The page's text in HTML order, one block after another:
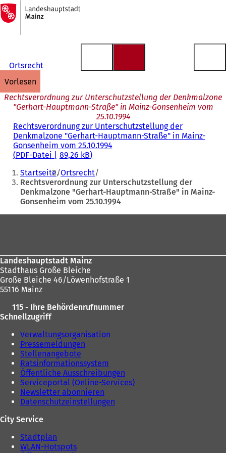
Inhalt anspringen
Zur
Startseite
Ortsrecht
vorlesen
Rechtsverordnung zur Unterschutzstellung der Denkmalzone
"Gerhart-Hauptmann-Straße" in Mainz-Gonsenheim vom
25.10.1994
Rechtsverordnung zur Unterschutzstellung der
Denkmalzone "Gerhart-Hauptmann-Straße" in Mainz-
Gonsenheim vom 25.10.1994
PDF-Datei 89,26 kB
Sie
befinden
sich
Startseite Ortsrecht
Rechtsverordnung zur Unterschutzstellung der
Denkmalzone "Gerhart-Hauptmann-Straße" in Mainz-
Gonsenheim vom 25.10.1994
Landeshauptstadt Mainz
Stadthaus Große Bleiche
Große Bleiche 46/Löwenhofstraße 1
55116 Mainz
115 - Ihre Behördenrufnummer
Schnellzugriff
Verwaltungsorganisation
Pressemeldungen
Stellenangebote
Ratsinformationssystem
Öffentliche Ausschreibungen
Serviceportal (Online-Services)
Newsletter abonnieren
Datenschutzeinstellungen
City Service
Stadtplan
WLAN-Hotspots